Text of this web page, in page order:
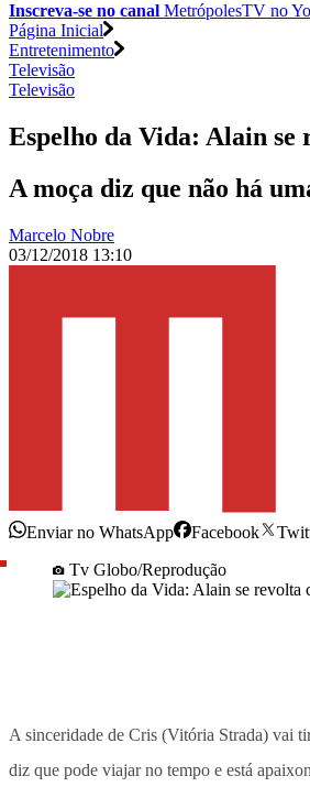
Inscreva-se no canal MetrópolesTV no
Página Inicial
Entretenimento
Televisão
Televisão
Espelho da Vida: Alain
A moça diz que não há
Marcelo Nobre
03/12/2018 13:10
Enviar no WhatsApp Facebook
Tv Globo/Reprodução
A sinceridade de Cris (Vitória Strada) vai
diz que pode viajar no tempo e está